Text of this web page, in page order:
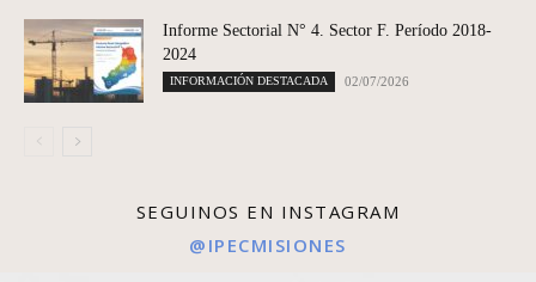
Informe Sectorial N° 4. Sector F. Período 2018-
2024
INFORMACIÓN DESTACADA 02/07/2026
SEGUINOS EN INSTAGRAM
@IPECMISIONES